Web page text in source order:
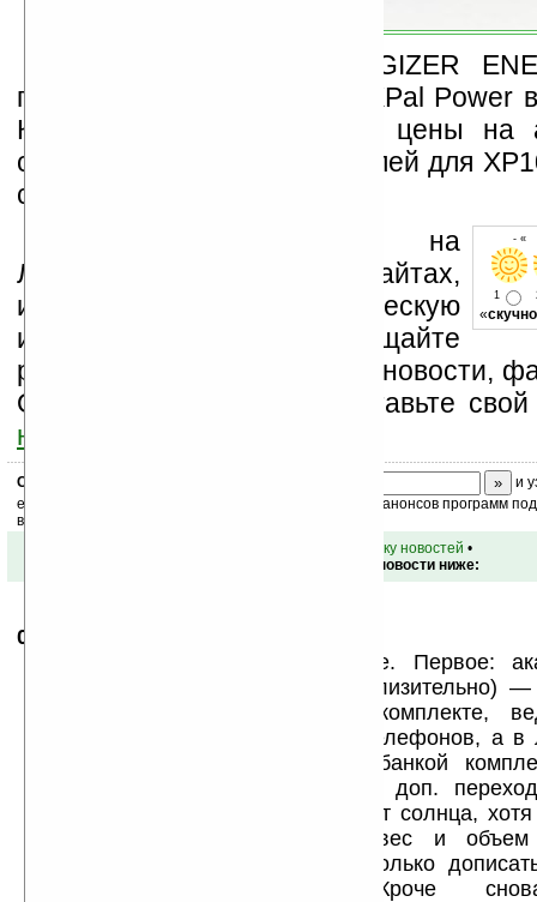
Все устройства ENERGIZER
производятся на фабрике XPal Power
Китай. В Москве средние цены на
составляют 700 и 1300 рублей для
соответственно.
- «
1
«скучно
Устанавливайте линк на
Ладошки на своих сайтах,
изучайте коммерческую
информацию, посещайте
разделы сайта (форум, чат, новости,
Оцените эту новость и оставьте
ниже на странице
Скоро
и
ежедневный или еженедельный дайджест новостей, анонсов программ
ваш почтовый ящик.
вернуться к списку новостей •
Обсуждение этой новости ниже:
06.01.2011
Плохая новость на самом деле. Первое:
полимерный т.е через год (приблизительно)
очень мало переходников в комплекте,
пользуются старыми моделями телефонов, а в
зарядном наборе с литионной банкой
гораздо больше да и доставка доп.
выйдет. Третье: нет подзарядки от солнца,
полимерными гелиосистемами вес и
пострадал бы. Оставалось бы только
инструкции (грамотных!!!) Кроче